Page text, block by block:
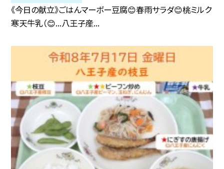
《今日の献立》ごはんマーボー豆腐😊春雨サラダ😊桃ミルク
寒天牛乳（😊...八王子産...